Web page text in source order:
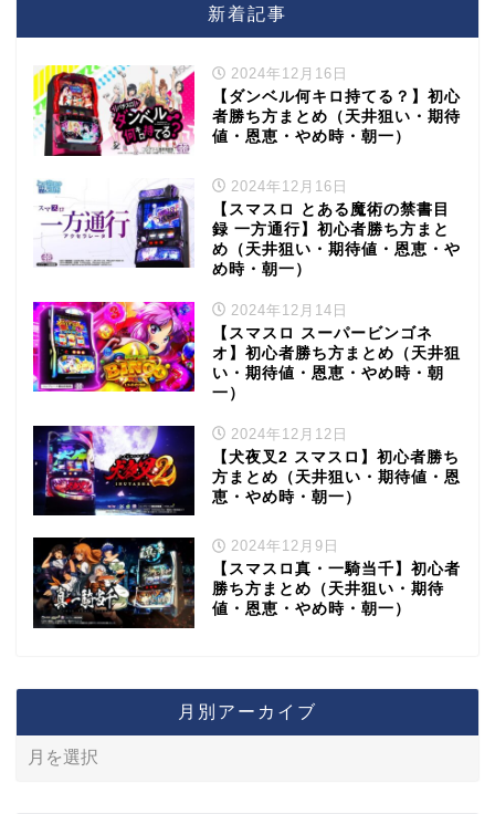
新着記事
2024年12月16日
【ダンベル何キロ持てる？】初心
者勝ち方まとめ（天井狙い・期待
値・恩恵・やめ時・朝一）
2024年12月16日
【スマスロ とある魔術の禁書目
録 一方通行】初心者勝ち方まと
め（天井狙い・期待値・恩恵・や
め時・朝一）
2024年12月14日
【スマスロ スーパービンゴネ
オ】初心者勝ち方まとめ（天井狙
い・期待値・恩恵・やめ時・朝
一）
2024年12月12日
【犬夜叉2 スマスロ】初心者勝ち
方まとめ（天井狙い・期待値・恩
恵・やめ時・朝一）
2024年12月9日
【スマスロ真・一騎当千】初心者
勝ち方まとめ（天井狙い・期待
値・恩恵・やめ時・朝一）
月別アーカイブ